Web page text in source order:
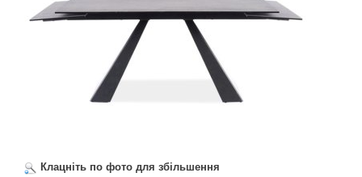
Клацніть по фото для збільшення